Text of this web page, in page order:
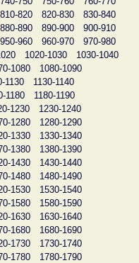
810-820 820-830
830-840
880-890 890-900
900-910
950-960 960-970
970-980
1020-1030
1030-1040
1080
1080-1090
1130
1130-1140
1180
1180-1190
1230
1230-1240
1280
1280-1290
1330
1330-1340
1380
1380-1390
1430
1430-1440
1480
1480-1490
1530
1530-1540
1580
1580-1590
1630
1630-1640
1680
1680-1690
1730
1730-1740
1780
1780-1790